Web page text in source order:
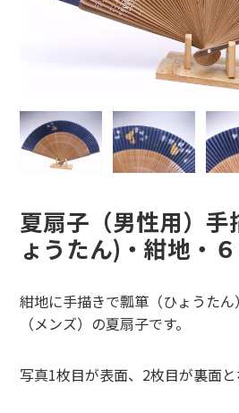
夏扇子（男性用）手
ょうたん)・紺地・
紺地に手描きで瓢箪（ひょうた
（メンズ）の夏扇子です。
写真1枚目が表面、2枚目が裏面と